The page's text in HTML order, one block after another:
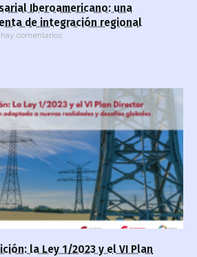
Iberoamericano: una
de integración regional
hay comentarios
la Ley 1/2023 y el VI Plan